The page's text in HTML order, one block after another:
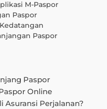
M-Paspor
Paspor
Paspor
Paspor
Online
Asuransi Perjalanan?